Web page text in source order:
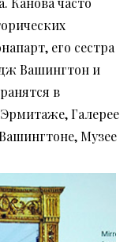
его сестра
Вашингтон и
в
Галерее
Музее